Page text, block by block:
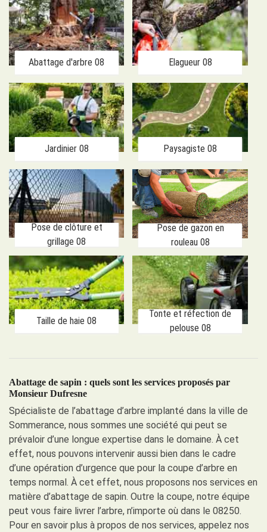
Abattage d'arbre 08 Elagueur 08
Jardinier 08 Paysagiste 08
Pose de clôture et
grillage 08
Pose de gazon en
rouleau 08
Taille de haie 08
Tonte et réfection de
pelouse 08
Abattage de sapin : quels sont les services proposés par
Monsieur Dufresne
Spécialiste de l’abattage d’arbre implanté dans la ville de
Sommerance, nous sommes une société qui peut se
prévaloir d’une longue expertise dans le domaine. À cet
effet, nous pouvons intervenir aussi bien dans le cadre
d’une opération d’urgence que pour la coupe d’arbre en
temps normal. À cet effet, nous proposons nos services en
matière d’abattage de sapin. Outre la coupe, notre équipe
peut vous faire livrer l’arbre, n’importe où dans le 08250.
Pour en savoir plus à propos de nos services, appelez nos